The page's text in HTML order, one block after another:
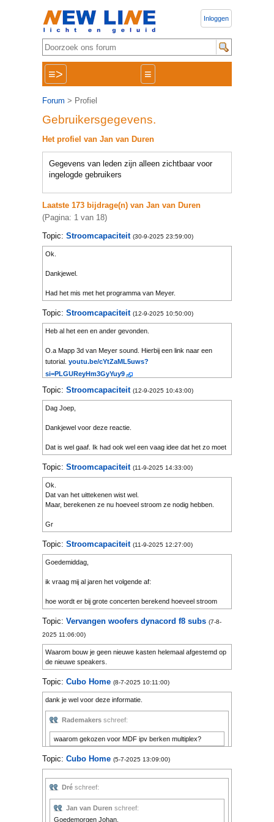
Inloggen
≡> ≡
Forum > Profiel
Gebruikersgegevens.
Het profiel van Jan van Duren
Gegevens van leden zijn alleen zichtbaar voor
ingelogde gebruikers
Laatste 173 bijdrage(n) van Jan van Duren
(Pagina: 1 van 18)
Topic: Stroomcapaciteit (30-9-2025 23:59:00)
Ok.
Dankjewel.
Had het mis met het programma van Meyer.
Topic: Stroomcapaciteit (12-9-2025 10:50:00)
Heb al het een en ander gevonden.
O.a Mapp 3d van Meyer sound. Hierbij een link naar een
tutorial. youtu.be/cYtZaML5uws?
si=PLGUReyHm3GyYuy9
Topic: Stroomcapaciteit (12-9-2025 10:43:00)
Dag Joep,
Dankjewel voor deze reactie.
Dat is wel gaaf. Ik had ook wel een vaag idee dat het zo moet
gaan. Neem aan dat dan merkgebonden is. Heb je ook een
idee welke programma’s hiervoor gebruikt worden.
Vr gr
Jan
Topic: Stroomcapaciteit (11-9-2025 14:33:00)
Ok.
Dat van het uittekenen wist wel.
Maar, berekenen ze nu hoeveel stroom ze nodig hebben.
Gr
Jan
Topic: Stroomcapaciteit (11-9-2025 12:27:00)
Goedemiddag,
ik vraag mij al jaren het volgende af:
hoe wordt er bij grote concerten berekend hoeveel stroom
capaciteit nodig is om de P.a. en lichtinstallatie te laten
werken. iemand hier ervaring mee of weet hoe het dit wordt
vr gr
Jan
Topic: Vervangen woofers dynacord f8 subs (7-8-
2025 11:06:00)
Waarom bouw je geen nieuwe kasten helemaal afgestemd op
de nieuwe speakers.
Topic: Cubo Home (8-7-2025 10:11:00)
dank je wel voor deze informatie.
Rademakers schreef:
waarom gekozen voor MDF ipv berken multiplex?
Je kunt em van berken maken als je wilt, akoestisch
noemenswaardige voor of nadelen. Wel zal berken een
stuk duurder zijn dan de 12 - 14 Euro aan MDF die hier
Ik heb Cubo Home getest met de 18 Sound 12W700,
Topic: Cubo Home (5-7-2025 13:09:00)
Dré schreef:
Jan van Duren schreef:
Goedemorgen Johan,